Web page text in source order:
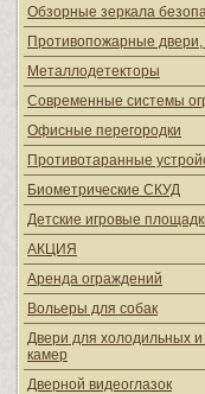
Обзорные зеркала
Противопожарные двери,
Металлодетекторы
Современные системы
Офисные перегородки
Противотаранные
Биометрические СКУД
Детские игровые
АКЦИЯ
Аренда ограждений
Вольеры для собак
Двери для холодильных
камер
Дверной видеоглазок